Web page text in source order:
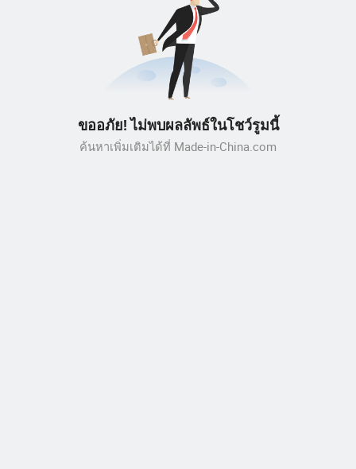
ขออภัย! ไม่พบผลลัพธ์ในโชว์รูมนี้
ค้นหาเพิ่มเติมได้ที่ Made-in-China.com